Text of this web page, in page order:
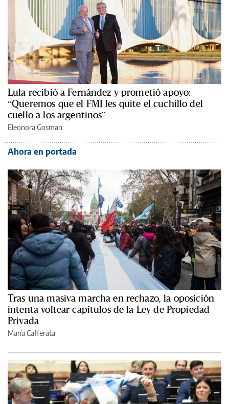
Lula recibió a Fernández y prometió apoyo:
“Queremos que el FMI les quite el cuchillo del
cuello a los argentinos”
Eleonora Gosman
Ahora en portada
Tras una masiva marcha en rechazo, la oposición
intenta voltear capítulos de la Ley de Propiedad
Privada
María Cafferata